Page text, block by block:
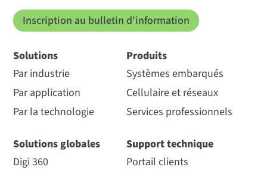
Inscription au bulletin d'information
Solutions
Par industrie
Par application
Par la technologie
Solutions globales
Digi 360
Produits
Systèmes embarqués
Cellulaire et réseaux
Services professionnels
Support technique
Portail clients